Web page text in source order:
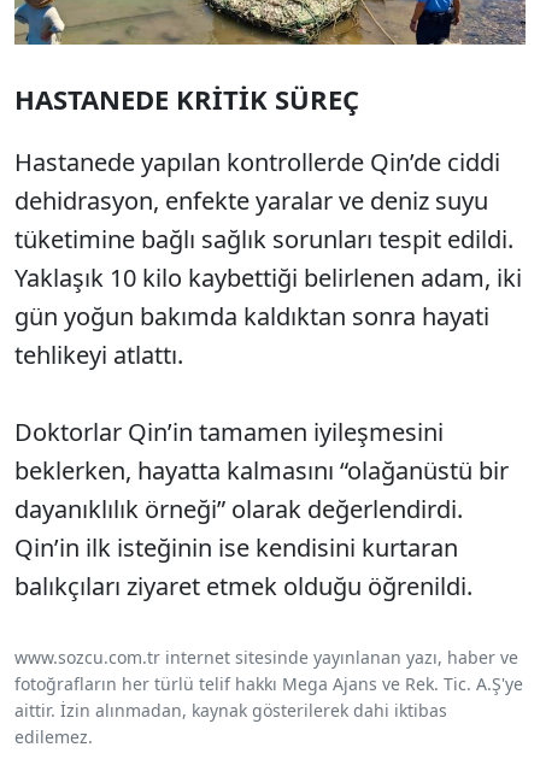
HASTANEDE KRİTİK SÜREÇ
Hastanede yapılan kontrollerde Qin’de ciddi
dehidrasyon, enfekte yaralar ve deniz suyu
tüketimine bağlı sağlık sorunları tespit edildi.
Yaklaşık 10 kilo kaybettiği belirlenen adam, iki
gün yoğun bakımda kaldıktan sonra hayati
tehlikeyi atlattı.
Doktorlar Qin’in tamamen iyileşmesini
beklerken, hayatta kalmasını “olağanüstü bir
dayanıklılık örneği” olarak değerlendirdi.
Qin’in ilk isteğinin ise kendisini kurtaran
balıkçıları ziyaret etmek olduğu öğrenildi.
www.sozcu.com.tr internet sitesinde yayınlanan yazı, haber ve
fotoğrafların her türlü telif hakkı Mega Ajans ve Rek. Tic. A.Ş'ye
aittir. İzin alınmadan, kaynak gösterilerek dahi iktibas
edilemez.